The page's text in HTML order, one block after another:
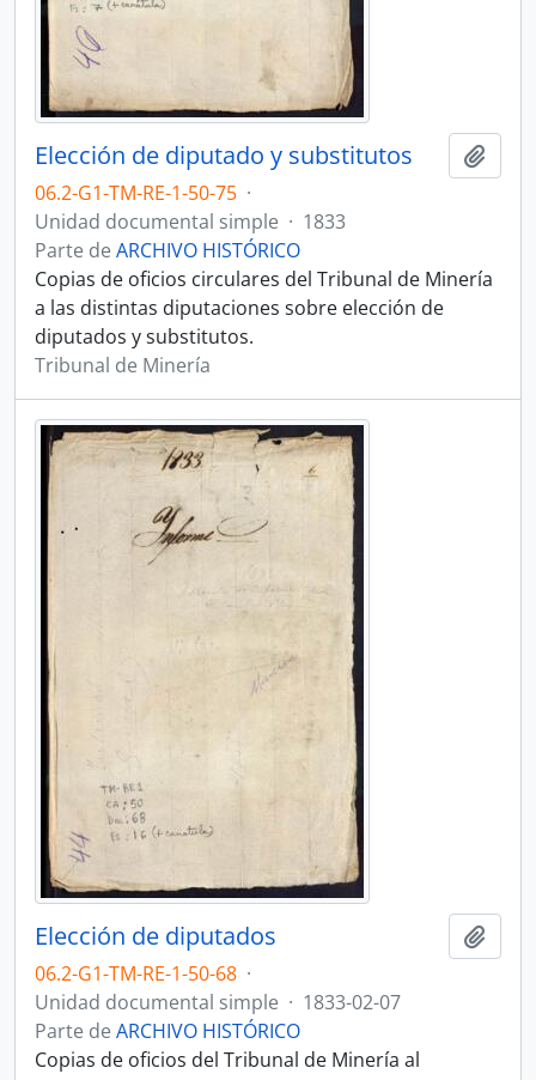
Elección de diputado y substitutos
06.2-G1-TM-RE-1-50-75 ·
Unidad documental simple · 1833
Parte de ARCHIVO HISTÓRICO
Copias de oficios circulares del Tribunal de Minería
a las distintas diputaciones sobre elección de
diputados y substitutos.
Tribunal de Minería
Elección de diputados
06.2-G1-TM-RE-1-50-68 ·
Unidad documental simple · 1833-02-07
Parte de ARCHIVO HISTÓRICO
Copias de oficios del Tribunal de Minería al